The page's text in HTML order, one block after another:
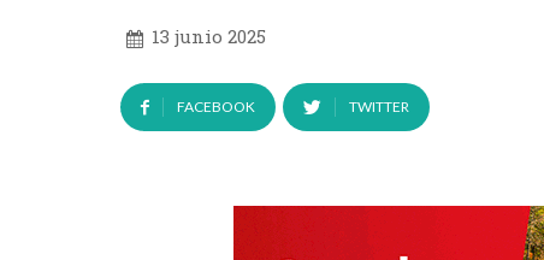
13 junio 2025
FACEBOOK TWITTER